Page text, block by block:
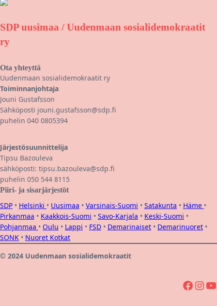
SDP uusimaa / Uudenmaan sosialidemokraatit
ry
Ota yhteyttä
Uudenmaan sosialidemokraatit ry
Toiminnanjohtaja
Jouni Gustafsson
Sähköposti jouni.gustafsson@sdp.fi
puhelin 040 0805394
Järjestösuunnittelija
Tipsu Bazouleva
sähköposti: tipsu.bazouleva@sdp.fi
puhelin 050 544 8115
Piiri- ja sisarjärjestöt
SDP • Helsinki • Uusimaa • Varsinais-Suomi • Satakunta • Häme •
Pirkanmaa • Kaakkois-Suomi • Savo-Karjala • Keski-Suomi •
Pohjanmaa • Oulu • Lappi • FSD • Demarinaiset • Demarinuoret •
SONK • Nuoret Kotkat
© 2024 Uudenmaan sosialidemokraatit
Facebook InstagramYouTube